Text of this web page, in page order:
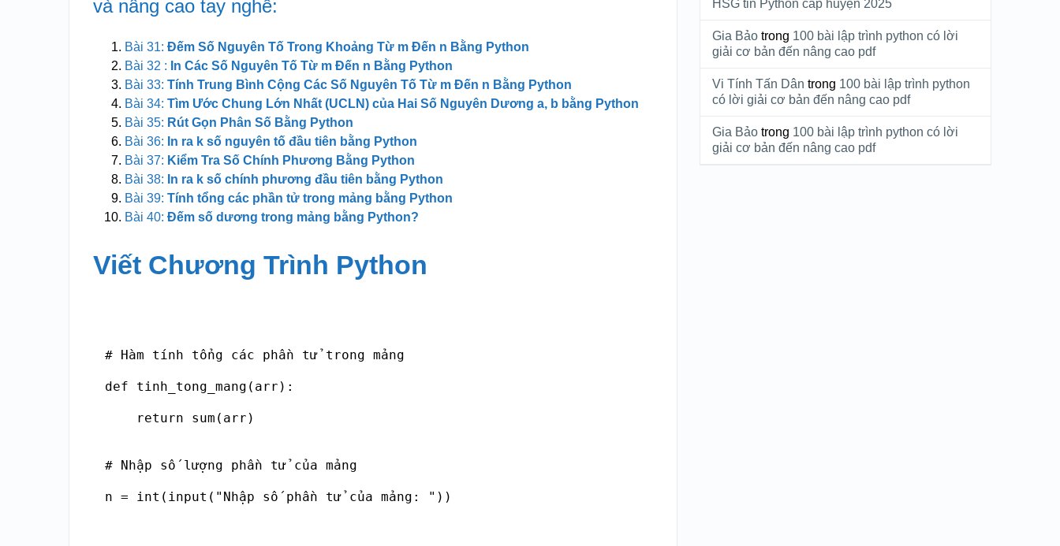
và nâng cao tay nghề:
Bài 31:Đếm Số Nguyên Tố Trong Khoảng Từ m Đến n Bằng Python
Bài 32 : In Các Số Nguyên Tố Từ m Đến n Bằng Python
Bài 33:Tính Trung Bình Cộng Các Số Nguyên Tố Từ m Đến n Bằng Python
Bài 34:Tìm Ước Chung Lớn Nhất (UCLN) của Hai Số Nguyên Dương a, b bằng Python
Bài 35: Rút Gọn Phân Số Bằng Python
Bài 36: In ra k số nguyên tố đầu tiên bằng Python
Bài 37: Kiểm Tra Số Chính Phương Bằng Python
Bài 38: In ra k số chính phương đầu tiên bằng Python
Bài 39:Tính tổng các phần tử trong mảng bằng Python
Bài 40:Đếm số dương trong mảng bằng Python?
Viết Chương Trình Python
# Hàm tính tổng các phần tử trong mảng
def tinh_tong_mang(arr):
return sum(arr)
# Nhập số lượng phần tử của mảng
n = int(input("Nhập số phần tử của mảng: "))
HSG tin Python cấp huyện 2025
Gia Bảo trong 100 bài lập trình python có lời
giải cơ bản đến nâng cao pdf
Vi Tính Tấn Dân trong 100 bài lập trình python
có lời giải cơ bản đến nâng cao pdf
Gia Bảo trong 100 bài lập trình python có lời
giải cơ bản đến nâng cao pdf